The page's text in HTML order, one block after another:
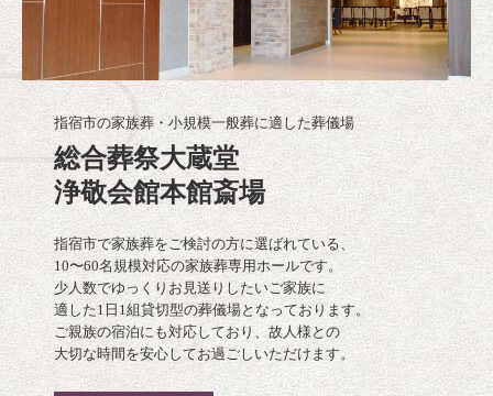
指宿市の家族葬・小規模一般葬に適した葬儀場
総合葬祭大蔵堂
浄敬会館本館斎場
指宿市で家族葬をご検討の方に選ばれている、
10〜60名規模対応の家族葬専用ホールです。
少人数でゆっくりお見送りしたいご家族に
適した1日1組貸切型の葬儀場となっております。
ご親族の宿泊にも対応しており、故人様との
大切な時間を安心してお過ごしいただけます。